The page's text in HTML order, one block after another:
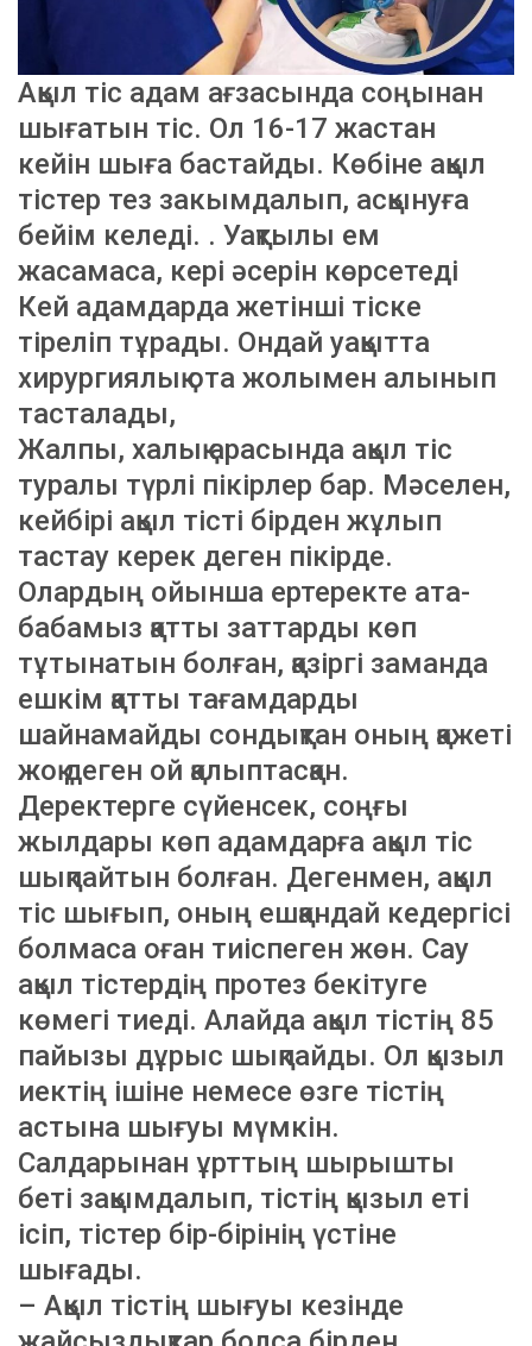
Ақыл тіс адам ағзасында соңынан
шығатын тіс. Ол 16-17 жастан
кейін шыға бастайды. Көбіне ақыл
тістер тез закымдалып, асқынуға
бейім келеді. . Уақтылы ем
жасамаса, кері әсерін көрсетеді
Кей адамдарда жетінші тіске
тіреліп тұрады. Ондай уақытта
хирургиялық ота жолымен алынып
тасталады,
Жалпы, халық арасында ақыл тіс
туралы түрлі пікірлер бар. Мәселен,
кейбірі ақыл тісті бірден жұлып
тастау керек деген пікірде.
Олардың ойынша ертеректе ата-
бабамыз қатты заттарды көп
тұтынатын болған, қазіргі заманда
ешкім қатты тағамдарды
шайнамайды сондықтан оның қажеті
жоқ деген ой қалыптасқан.
Деректерге сүйенсек, соңғы
жылдары көп адамдарға ақыл тіс
шықпайтын болған. Дегенмен, ақыл
тіс шығып, оның ешқандай кедергісі
болмаса оған тиіспеген жөн. Сау
ақыл тістердің протез бекітуге
көмегі тиеді. Алайда ақыл тістің 85
пайызы дұрыс шықпайды. Ол қызыл
иектің ішіне немесе өзге тістің
астына шығуы мүмкін.
Салдарынан ұрттың шырышты
беті зақымдалып, тістің қызыл еті
ісіп, тістер бір-бірінің үстіне
шығады.
– Ақыл тістің шығуы кезінде